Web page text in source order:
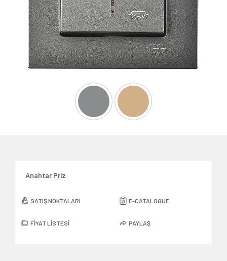
Anahtar Priz
SATIŞ NOKTALARI E-CATALOGUE
FİYAT LİSTESİ PAYLAŞ